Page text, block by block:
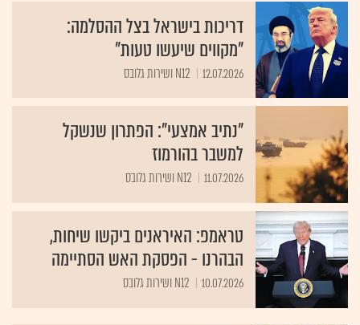
דריכות בישראל בצל ההסלמה:
"מקווים שיעשו טעות"
12.07.2026 N12 ושירות גלובס
"נתיב אמצעי": הפתרון שנשקל
למשבר בהורמוז
11.07.2026 N12 ושירות גלובס
טראמפ: האיראנים ביקשו שיחות,
הבהרנו - הפסקת האש הסתיימה
10.07.2026 N12 ושירות גלובס